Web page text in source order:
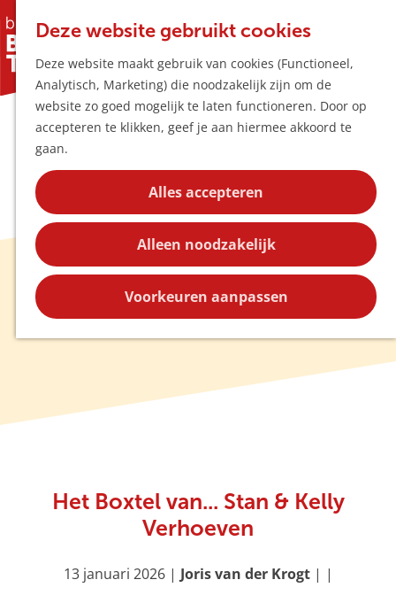
Deze website gebruikt cookies
Deze website maakt gebruik van cookies (Functioneel,
Analytisch, Marketing) die noodzakelijk zijn om de
website zo goed mogelijk te laten functioneren. Door op
accepteren te klikken, geef je aan hiermee akkoord te
gaan.
Alles accepteren
Alleen noodzakelijk
Voorkeuren aanpassen
e
K
a
r
t
Z
e
k
e
n
e
n
u
Hotspots
Uitagenda
Plan je bezoek
Bereikbaarheid
Overnachten
Kortingen
Blog
Contact
Blog
Het Boxtel van... Stan & Kelly
Verhoeven
13 januari 2026 | Joris van der Krogt | |